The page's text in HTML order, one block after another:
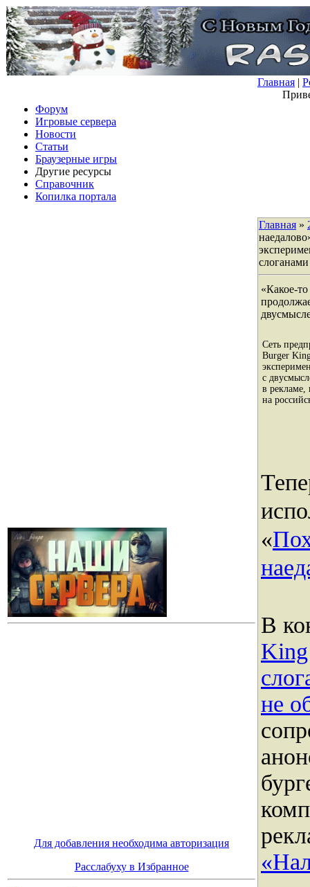
Главная |
Форум
Игровые сервера
Новости
Статьи
Браузерные игры
Другие ресурсы
Справочник
Копилка портала
Для добавления необходима авторизация
Расслабуху в Избранное
Главная »
слоганами
«Какое-
Сеть
Burger
с
в рекламе,
на
«
В
King
не